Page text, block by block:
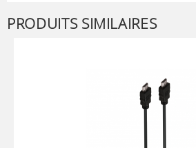
PRODUITS SIMILAIRES